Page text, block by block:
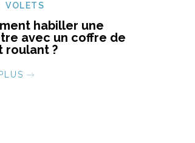
VOLETS
habiller une
avec un coffre de
roulant ?